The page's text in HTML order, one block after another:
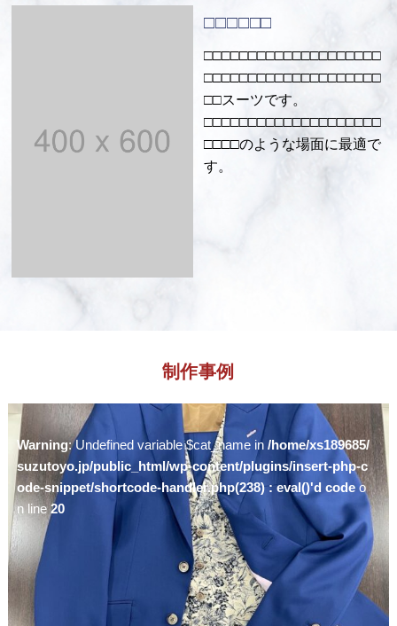
□□□□□□
□□□□□□□□□□□□□□□□□□□□
□□□□□□□□□□□□□□□□□□□□
□□スーツです。
□□□□□□□□□□□□□□□□□□□□
□□□□のような場面に最適で
す。
制作事例
Warning: Undefined variable $cat_name in /home/xs189685/
suzutoyo.jp/public_html/wp-content/plugins/insert-php-c
ode-snippet/shortcode-handler.php(238) : eval()'d codeo
n line20